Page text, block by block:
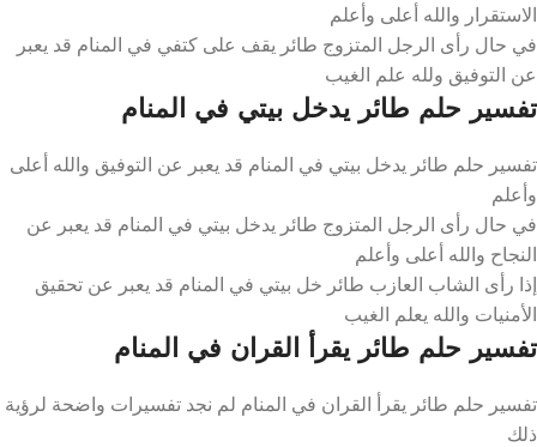
الاستقرار والله أعلى وأعلم
في حال رأى الرجل المتزوج طائر يقف على كتفي في المنام قد يعبر
عن التوفيق ولله علم الغيب
تفسير حلم طائر يدخل بيتي في المنام
تفسير حلم طائر يدخل بيتي في المنام قد يعبر عن التوفيق والله أعلى
وأعلم
في حال رأى الرجل المتزوج طائر يدخل بيتي في المنام قد يعبر عن
النجاح والله أعلى وأعلم
إذا رأى الشاب العازب طائر خل بيتي في المنام قد يعبر عن تحقيق
الأمنيات والله يعلم الغيب
تفسير حلم طائر يقرأ القران في المنام
تفسير حلم طائر يقرأ القران في المنام لم نجد تفسيرات واضحة لرؤية
ذلك